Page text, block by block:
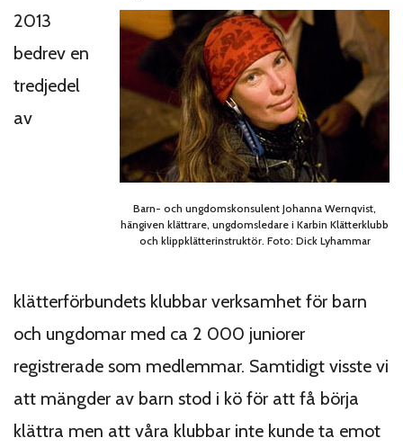
Barn- och ungdomskonsulent Johanna Wernqvist,
hängiven klättrare, ungdomsledare i Karbin Klätterklubb
och klippklätterinstruktör. Foto: Dick Lyhammar
2013
bedrev en
tredjedel
av
klätterförbundets klubbar verksamhet för barn
och ungdomar med ca 2 000 juniorer
registrerade som medlemmar. Samtidigt visste vi
att mängder av barn stod i kö för att få börja
klättra men att våra klubbar inte kunde ta emot